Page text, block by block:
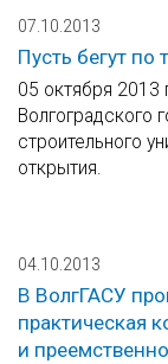
07.10.2013
Пусть бегут
05 октября 2013
Волгоградского
строительного
открытия.
04.10.2013
В ВолгГАСУ
практическая
и